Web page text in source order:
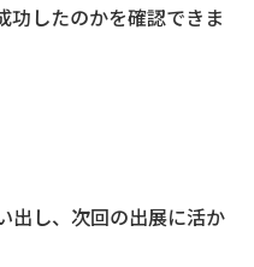
功したのかを確認できま
出し、次回の出展に活か